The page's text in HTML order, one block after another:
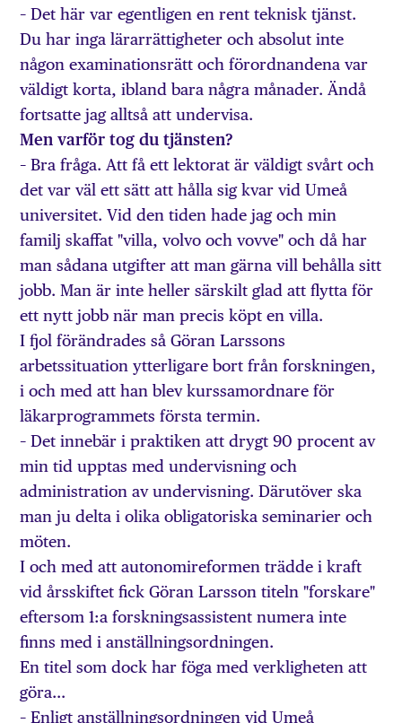
– Det här var egentligen en rent teknisk tjänst.
Du har inga lärarrättigheter och absolut inte
någon examinationsrätt och förordnandena var
väldigt korta, ibland bara några månader. Ändå
fortsatte jag alltså att undervisa.
Men varför tog du tjänsten?
– Bra fråga. Att få ett lektorat är väldigt svårt och
det var väl ett sätt att hålla sig kvar vid Umeå
universitet. Vid den tiden hade jag och min
familj skaffat "villa, volvo och vovve" och då har
man sådana utgifter att man gärna vill behålla sitt
jobb. Man är inte heller särskilt glad att flytta för
ett nytt jobb när man precis köpt en villa.
I fjol förändrades så Göran Larssons
arbetssituation ytterligare bort från forskningen,
i och med att han blev kurssamordnare för
läkarprogrammets första termin.
– Det innebär i praktiken att drygt 90 procent av
min tid upptas med undervisning och
administration av undervisning. Därutöver ska
man ju delta i olika obligatoriska seminarier och
möten.
I och med att autonomireformen trädde i kraft
vid årsskiftet fick Göran Larsson titeln "forskare"
eftersom 1:a forskningsassistent numera inte
finns med i anställningsordningen.
En titel som dock har föga med verkligheten att
göra…
– Enligt anställningsordningen vid Umeå